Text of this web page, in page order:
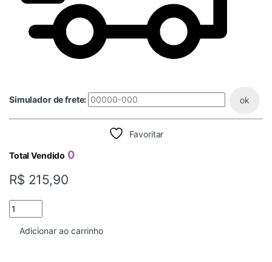
Simulador de frete: ok
Favoritar
Total Vendido 0
R$ 215,90
ESCADA ALUMINIO DOMESTICA 5 DEGRAUS REAL ESCADAS
Adicionar ao carrinho